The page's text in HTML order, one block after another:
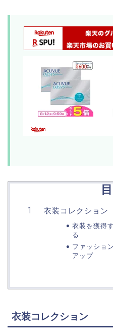
衣装コレクション
衣装を獲得
る
ファッショ
アップ
衣装コレクション